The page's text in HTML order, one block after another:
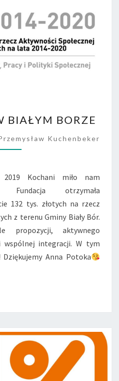
S
S
-
0
W
B
Ł
Y
Z
E
BIAŁYM BORZE
Kuchenbeker
Kochani miło nam
Fundacja otrzymała
132 tys. złotych na rzecz
z terenu Gminy Biały Bór.
propozycji, aktywnego
wspólnej integracji. W tym
Anna Potoka